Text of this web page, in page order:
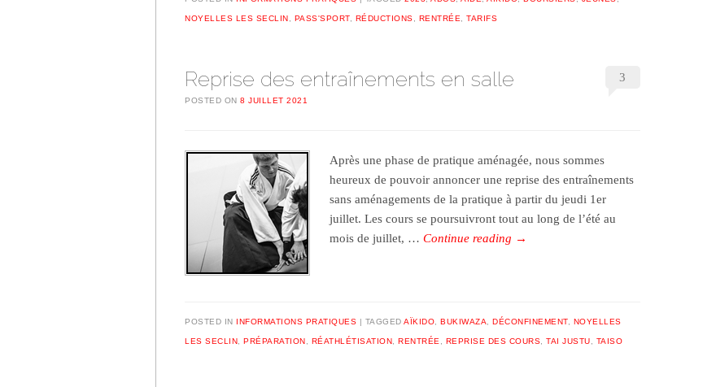
NOYELLES LES SECLIN PASS'SPORT, RÉDUCTIONS RENTRÉE TARIFS
Reprise des entraînements en salle
POSTED ON 8 JUILLET 2021
3
Après une phase de pratique aménagée, nous sommes
heureux de pouvoir annoncer une reprise des entraînements
sans aménagements de la pratique à partir du jeudi 1er
juillet. Les cours se poursuivront tout au long de l’été au
mois de juillet, …Continue reading →
POSTED IN INFORMATIONS PRATIQUES TAGGED AÏKIDO BUKIWAZA DÉCONFINEMENT, NOYELLES
LES SECLIN PRÉPARATION RÉATHLÉTISATION RENTRÉE REPRISE DES COURS TAI JUSTU TAISO